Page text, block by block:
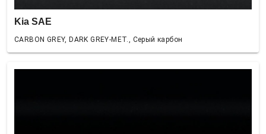
Kia SAE
CARBON GREY, DARK GREY-MET., Серый карбон